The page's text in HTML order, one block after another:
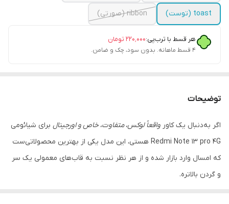
toast (توست) ribbon (صورتی)
هر قسط با ترب‌پی:۲۲۰٬۰۰۰ تومان
۴ قسط ماهانه. بدون سود، چک و ضامن.
توضیحات
اگر به‌دنبال یک کاور واقعاً لوکس، متفاوت، خاص و اورجینال برای شیائومی
Redmi Note 13 pro 4G هستی، این مدل یکی از بهترین محصولاتی‌ست
که امسال وارد بازار شده و از هر نظر نسبت به قاب‌های معمولی یک سر
و گردن بالاتره.